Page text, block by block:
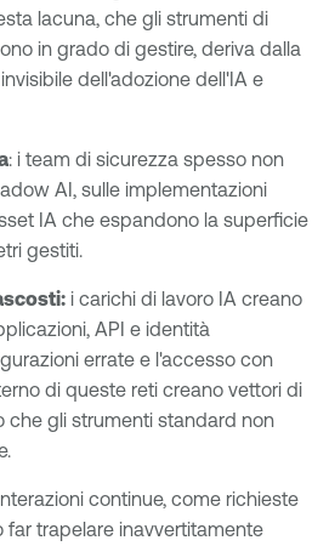
lacuna, che gli strumenti di
in grado di gestire, deriva dalla
dell'adozione dell'IA e
: i team di sicurezza spesso non
AI, sulle implementazioni
IA che espandono la superficie
gestiti.
i carichi di lavoro IA creano
API e identità
errate e l'accesso con
di queste reti creano vettori di
gli strumenti standard non
continue, come richieste
far trapelare inavvertitamente